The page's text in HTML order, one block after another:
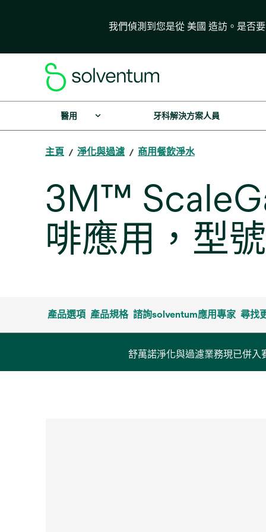
我們偵測到您是從 美國 造訪。是否
醫用 牙科解決方案人員
主頁 淨化與過濾 商用餐飲淨水
3M™
啡應用，型
產品選項 產品規格 諮詢solventum應用專家 尋找
舒萬諾淨化與過濾業務現已併